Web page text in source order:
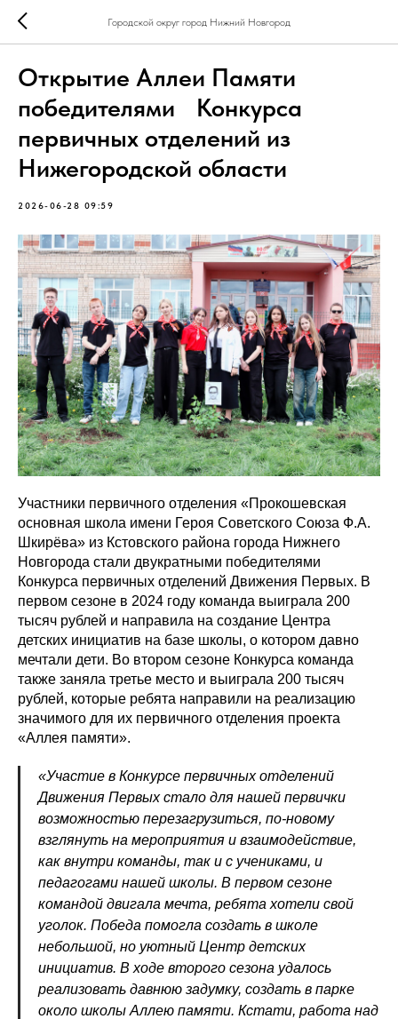
Городской округ город Нижний Новгород
Открытие Аллеи Памяти
победителями Конкурса
первичных отделений из
Нижегородской области
2026-06-28 09:59
Участники первичного отделения «Прокошевская
основная школа имени Героя Советского Союза Ф.А.
Шкирёва» из Кстовского района города Нижнего
Новгорода стали двукратными победителями
Конкурса первичных отделений Движения Первых. В
первом сезоне в 2024 году команда выиграла 200
тысяч рублей и направила на создание Центра
детских инициатив на базе школы, о котором давно
мечтали дети. Во втором сезоне Конкурса команда
также заняла третье место и выиграла 200 тысяч
рублей, которые ребята направили на реализацию
значимого для их первичного отделения проекта
«Аллея памяти».
«Участие в Конкурсе первичных отделений
Движения Первых стало для нашей первички
возможностью перезагрузиться, по-новому
взглянуть на мероприятия и взаимодействие,
как внутри команды, так и с учениками, и
педагогами нашей школы. В первом сезоне
командой двигала мечта, ребята хотели свой
уголок. Победа помогла создать в школе
небольшой, но уютный Центр детских
инициатив. В ходе второго сезона удалось
реализовать давнюю задумку, создать в парке
около школы Аллею памяти. Кстати, работа над